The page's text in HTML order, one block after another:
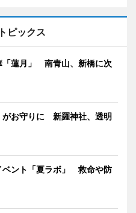
ピックス
「蓮月」 南青山、新橋に次
がお守りに 新羅神社、透明
ベント「夏ラボ」 救命や防